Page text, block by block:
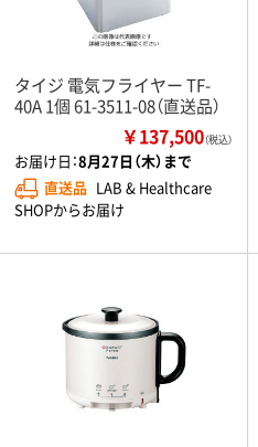
タイジ 電気フライヤー TF-
40A 1個 61-3511-08（直送品）
￥137,500（税込）
お届け日：8月27日（木）まで
直送品 LAB & Healthcare
SHOPからお届け